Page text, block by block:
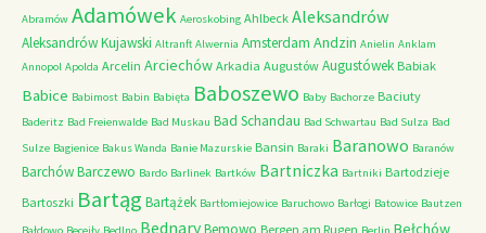
Abramów Adamówek Aeroskobing Ahlbeck Aleksandrów
Aleksandrów Kujawski Altranft Alwernia Amsterdam Andzin Anielin Anklam
Annopol Apolda Arcelin Arciechów Arkadia Augustów Augustówek Babiak
Babice Babimost Babin Babięta Baboszewo Baby Bachorze Baciuty
Baderitz Bad Freienwalde Bad Muskau Bad Schandau Bad Schwartau Bad Sulza Bad
Sulze Bagienice Bakus Wanda Banie Mazurskie Bansin Baraki Baranowo Baranów
BarchówBarczewo Bardo Barlinek Bartków Bartniczka Bartniki Bartodzieje
Bartoszki Bartąg Bartążek Bartłomiejowice Baruchowo Barłogi Batowice Bautzen
BednaryBemowo Bergen am Rugen Bełchów